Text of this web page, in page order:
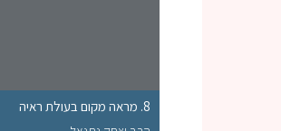
8. מראה מקום בעולת ראיה